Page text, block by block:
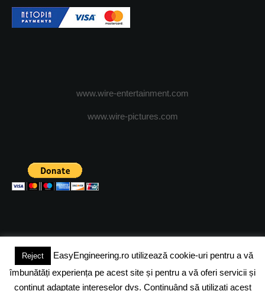
www.wire-entertainment.com
www.wire-pictures.com
(c) 2024 - FineEngineeringMagazine. All rights reserved.
DESPRE NOI ADVERTISING JOBS DESPRE COOKIES
Reject
EasyEngineering.ro utilizează cookie-uri pentru a vă
îmbunătăți experiența pe acest site și pentru a vă oferi servicii și
conținut adaptate intereselor dvs. Continuând să utilizați acest